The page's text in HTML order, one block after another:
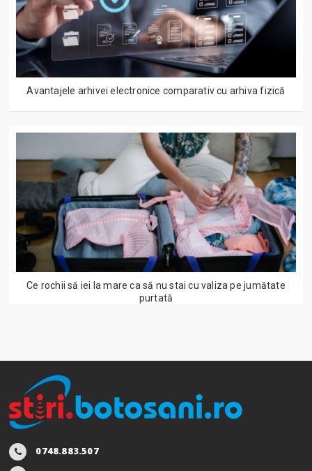
Avantajele arhivei electronice comparativ cu arhiva fizică
Ce rochii să iei la mare ca să nu stai cu valiza pe jumătate
purtată
0748.883.507